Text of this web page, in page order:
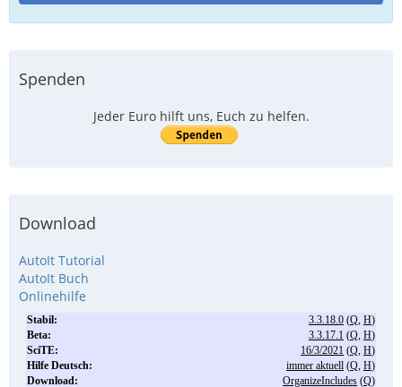
Spenden
Jeder Euro hilft uns, Euch zu helfen.
Download
AutoIt Tutorial
AutoIt Buch
Onlinehilfe